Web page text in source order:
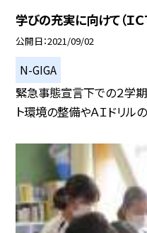
学びの充実に向けて（ＩＣ
公開日 2021/09/02
N-GIGA
緊急事態宣言下での２学
ト環境の整備やＡＩドリル